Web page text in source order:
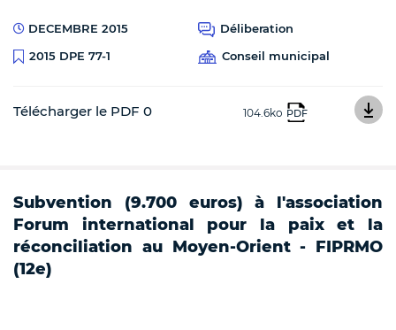
DECEMBRE 2015
Déliberation
2015 DPE 77-1
Conseil municipal
Télécharger le PDF 0 104.6ko PDF
Subvention (9.700 euros) à l'association
Forum international pour la paix et la
réconciliation au Moyen-Orient - FIPRMO
(12e)